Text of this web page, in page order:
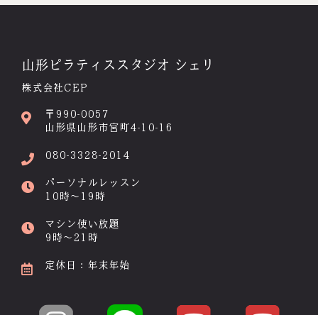
山形ピラティススタジオ シェリ
株式会社CEP
〒990-0057
山形県山形市宮町4-10-16
080-3328-2014
パーソナルレッスン
10時～19時
マシン使い放題
9時～21時
定休日：年末年始